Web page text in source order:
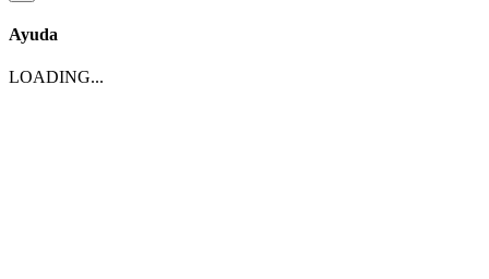
Ayuda
LOADING...